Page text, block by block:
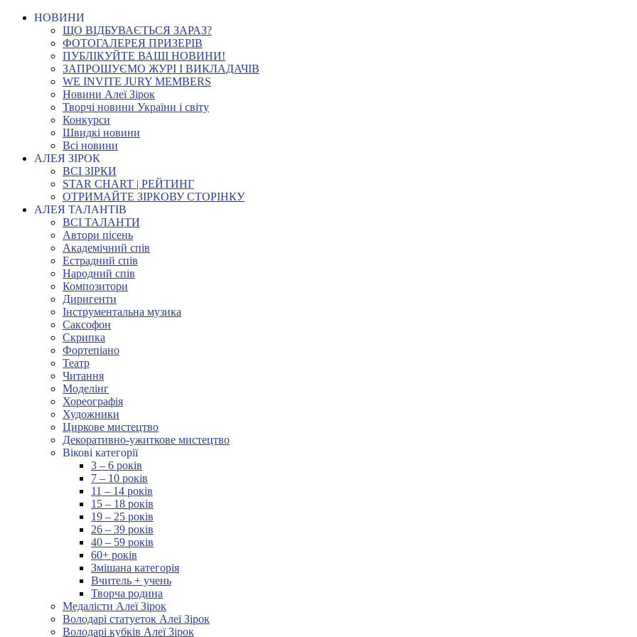
НОВИНИ
ЩО ВІДБУВАЄТЬСЯ ЗАРАЗ?
ФОТОГАЛЕРЕЯ ПРИЗЕРІВ
ПУБЛІКУЙТЕ ВАШІ НОВИНИ!
ЗАПРОШУЄМО ЖУРІ І ВИКЛАДАЧІВ
WE INVITE JURY MEMBERS
Новини Алеї Зірок
Творчі новини України і світу
Конкурси
Швидкі новини
Всі новини
АЛЕЯ ЗІРОК
ВСІ ЗІРКИ
STAR CHART | РЕЙТИНГ
ОТРИМАЙТЕ ЗІРКОВУ СТОРІНКУ
АЛЕЯ ТАЛАНТІВ
ВСІ ТАЛАНТИ
Автори пісень
Академічний спів
Естрадний спів
Народний спів
Композитори
Диригенти
Інструментальна музика
Саксофон
Скрипка
Фортепіано
Театр
Читання
Моделінг
Хореографія
Художники
Циркове мистецтво
Декоративно-ужиткове мистецтво
Вікові категорії
3 – 6 років
7 – 10 років
11 – 14 років
15 – 18 років
19 – 25 років
26 – 39 років
40 – 59 років
60+ років
Змішана категорія
Вчитель + учень
Творча родина
Медалісти Алеї Зірок
Володарі статуеток Алеї Зірок
Володарі кубків Алеї Зірок